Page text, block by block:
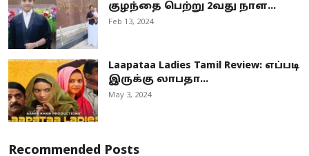
குழந்தை பெற்று 2வது நாள...
Feb 13, 2024
Laapataa Ladies Tamil Review: எப்படி
இருக்கு லாபதா...
May 3, 2024
Recommended Posts